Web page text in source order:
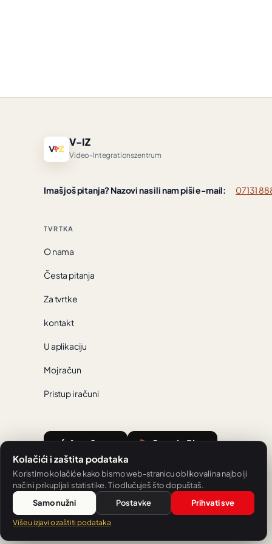
V-IZ
Video-Integrationszentrum
Imaš još pitanja? Nazovi nas ili nam piši e-mail: 07131
TVRTKA
O nama
Česta pitanja
Za tvrtke
kontakt
U aplikaciju
Moj račun
Pristup i računi
App Store Google Play
Hrvatski
Usluga koju nudi SH Sprachschule Heilbronn.
© 2026 V-IZ
Kolačići i zaštita podataka
Koristimo kolačiće kako bismo web-stranicu oblikovali na najbolji
način i prikupljali statistike. Ti odlučuješ što dopuštaš.
Samo nužni
Postavke Prihvati sve
Više u izjavi o zaštiti podataka